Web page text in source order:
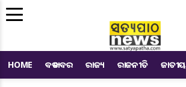
HOME ବଡ ଖବର ରାଜ୍ୟ ରାଜନୀତି ଜାତୀୟ